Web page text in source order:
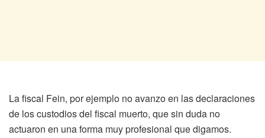
La fiscal Fein, por ejemplo no avanzo en las declaraciones
de los custodios del fiscal muerto, que sin duda no
actuaron en una forma muy profesional que digamos.